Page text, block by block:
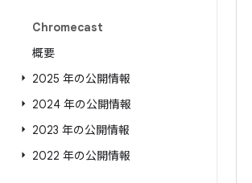
Chromecast
概要
2025 年の公開情報
2024 年の公開情報
2023 年の公開情報
2022 年の公開情報